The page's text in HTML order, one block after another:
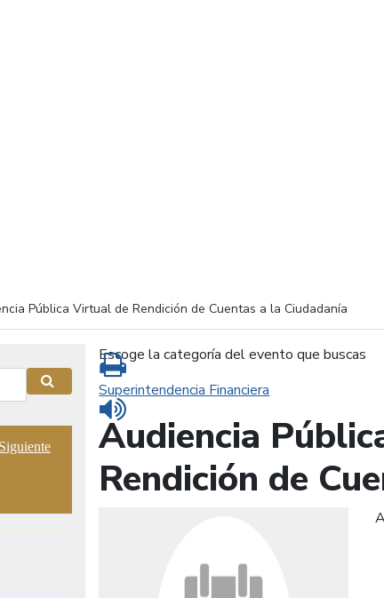
Pública Virtual de Rendición de Cuentas a la Ciudadanía
Siguiente
Escoge la categoría del evento que buscas
Superintendencia Financiera
Audiencia
Rendición de
Imprimir